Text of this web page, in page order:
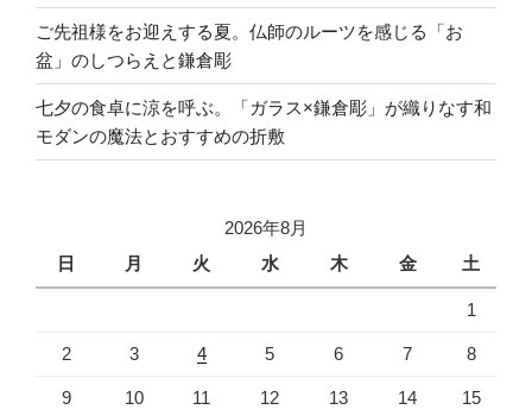
ご先祖様をお迎えする夏。仏師のルーツを感じる「お
盆」のしつらえと鎌倉彫
七夕の食卓に涼を呼ぶ。「ガラス×鎌倉彫」が織りなす和
モダンの魔法とおすすめの折敷
2026年8月
日
月 火 水 木 金 土
1
2 3 4 5 6 7 8
9 10 11 12 13 14 15